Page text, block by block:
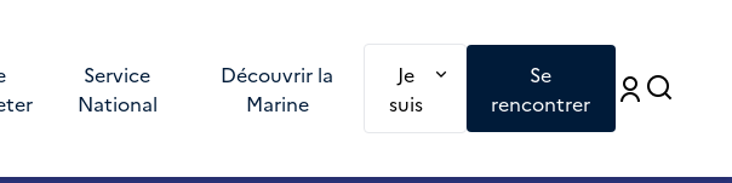
Service
National
Découvrir la
Marine
Je
suis
Redirection vers une nouvelle page :
Se
rencontrer